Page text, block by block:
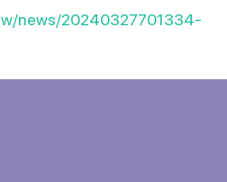
news/20240327701334-